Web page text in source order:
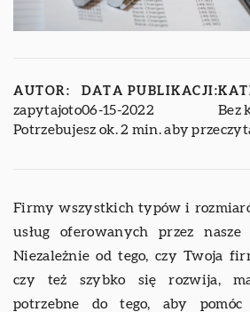
AUTOR:
zapytajoto
DATA PUBLIKACJI:
06-15-2022
Bez
Potrzebujesz ok. 2 min. aby
Firmy wszystkich typów i
usług oferowanych przez
Niezależnie od tego, czy Twoja
czy też szybko się rozwija,
potrzebne do tego, aby